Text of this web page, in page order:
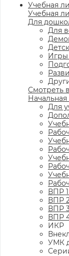
Учебная
Учебная
Для
Для
Игры
Смотреть
Для
ВПР
ВПР
ВПР
ВПР
ИКР
УМК